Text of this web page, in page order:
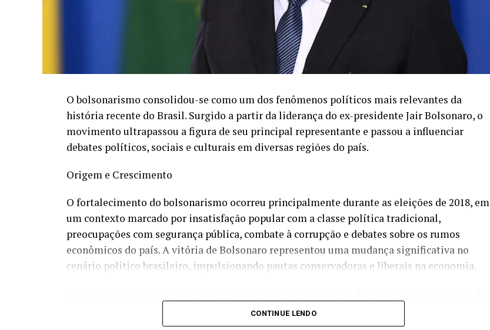
O bolsonarismo consolidou-se como um dos fenômenos políticos mais relevantes da
história recente do Brasil. Surgido a partir da liderança do ex-presidente Jair Bolsonaro, o
movimento ultrapassou a figura de seu principal representante e passou a influenciar
debates políticos, sociais e culturais em diversas regiões do país.
Origem e Crescimento
O fortalecimento do bolsonarismo ocorreu principalmente durante as eleições de 2018, em
um contexto marcado por insatisfação popular com a classe política tradicional,
preocupações com segurança pública, combate à corrupção e debates sobre os rumos
econômicos do país. A vitória de Bolsonaro representou uma mudança significativa no
cenário político brasileiro, impulsionando pautas conservadoras e liberais na economia.
tamanho do Estado, flexibilização de regras para posse de armas, fortalecimento das forças
de segurança e reformas econômicas. Ao mesmo tempo, enfrentou críticas relacionadas à
CONTINUE LENDO